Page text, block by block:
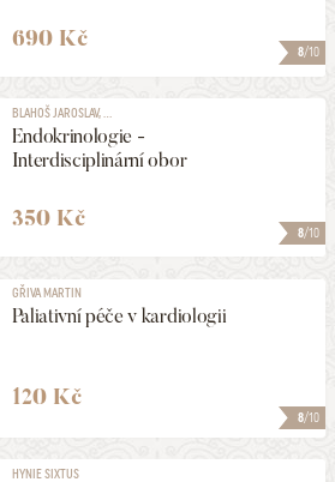
1981 Kč
ULOŽIT MEZI MÉ KATEGORIE
8/10
690 Kč
8/10
BLAHOŠ JAROSLAV, ...
Endokrinologie -
Interdisciplinární obor
350 Kč
8/10
GŘIVA MARTIN
Paliativní péče v kardiologii
120 Kč
HYNIE SIXTUS